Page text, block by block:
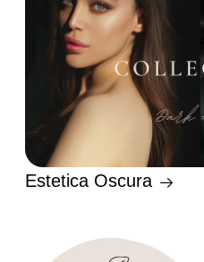
Estetica Oscura